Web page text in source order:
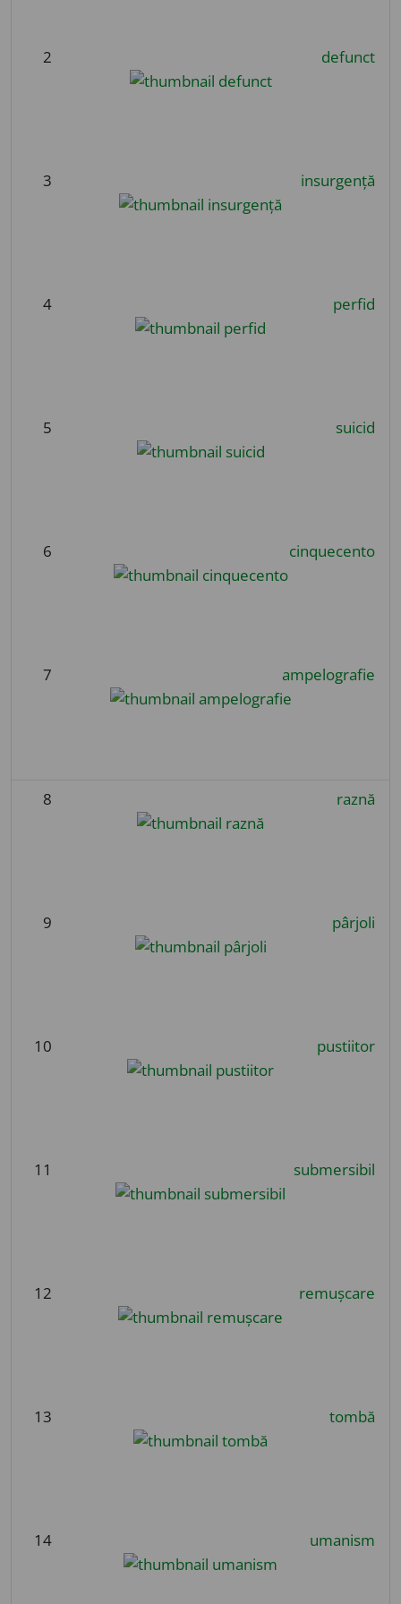
2 defunct
3 insurgență
4 perfid
5 suicid
6 cinquecento
7 ampelografie
8 raznă
9 pârjoli
10 pustiitor
11 submersibil
12 remușcare
13 tombă
14 umanism